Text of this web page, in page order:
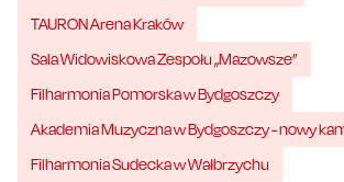
TAURON Arena Kraków
Sala Widowiskowa Zespołu „Mazowsze”
Filharmonia Pomorska w Bydgoszczy
Akademia Muzyczna w Bydgoszczy - nowy
Filharmonia Sudecka w Wałbrzychu